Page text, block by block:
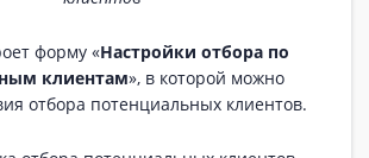
форму «Настройки отбора по
клиентам», в которой можно
отбора потенциальных клиентов.